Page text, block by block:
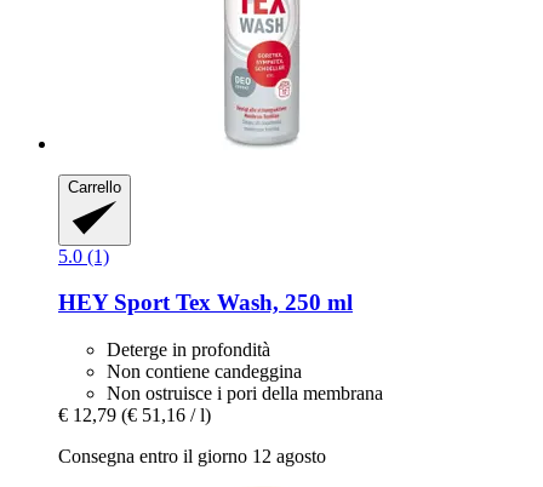
Carrello
5.0 (1)
HEY SportTex Wash, 250 ml
Deterge in profondità
Non contiene candeggina
Non ostruisce i pori della membrana
€ 12,79 (€ 51,16 / l)
Consegna entro il giorno 12 agosto